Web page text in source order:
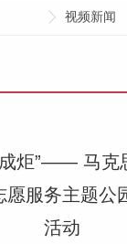
视频新闻
炬”—— 马克
服务主题公
活动